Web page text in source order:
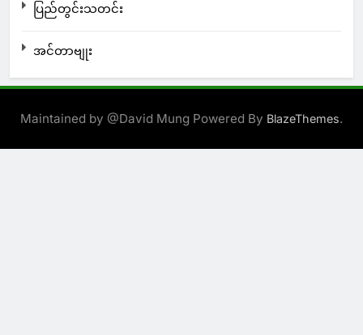
ပြည်တွင်းသတင်း
အင်တာဗျုး
Maintained by @David Mung Powered By BlazeThemes.